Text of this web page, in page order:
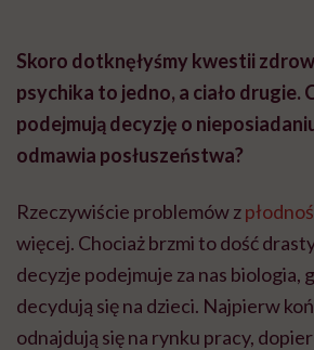
Skoro dotknęłyśmy kwestii
psychika to jedno, a ciało drugie.
podejmują decyzję o
odmawia posłuszeństwa?
Rzeczywiście problemów z
więcej. Chociaż brzmi to dość
decyzje podejmuje za nas biologia,
decydują się na dzieci. Najpierw
odnajdują się na rynku pracy,